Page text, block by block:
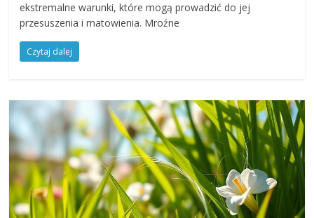
ekstremalne warunki, które mogą prowadzić do jej
przesuszenia i matowienia. Mroźne
Czytaj dalej